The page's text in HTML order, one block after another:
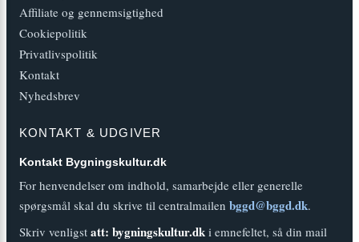
Affiliate og gennemsigtighed
Cookiepolitik
Privatlivspolitik
Kontakt
Nyhedsbrev
KONTAKT & UDGIVER
Kontakt Bygningskultur.dk
For henvendelser om indhold, samarbejde eller generelle
spørgsmål skal du skrive til centralmailen bggd@bggd.dk.
Skriv venligst att: bygningskultur.dk i emnefeltet, så din mail